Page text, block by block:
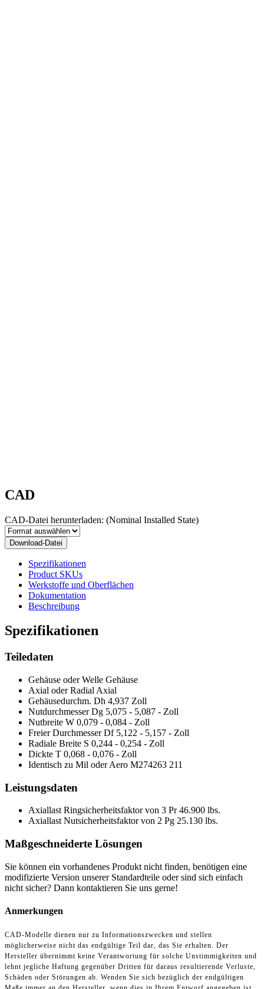
CAD
CAD-Datei herunterladen: (Nominal Installed State)
Download-Datei
Spezifikationen
Product SKUs
Werkstoffe und Oberflächen
Dokumentation
Beschreibung
Spezifikationen
Teiledaten
Gehäuse oder Welle Gehäuse
Axial oder Radial Axial
Gehäusedurchm. Dh 4,937 Zoll
Nutdurchmesser Dg 5,075 - 5,087 - Zoll
Nutbreite W 0,079 - 0,084 - Zoll
Freier Durchmesser Df 5,122 - 5,157 - Zoll
Radiale Breite S 0,244 - 0,254 - Zoll
Dickte T 0,068 - 0,076 - Zoll
Identisch zu Mil oder Aero M274263 211
Leistungsdaten
Axiallast Ringsicherheitsfaktor von 3 Pr 46.900 lbs.
Axiallast Nutsicherheitsfaktor von 2 Pg 25.130 lbs.
Maßgeschneiderte Lösungen
Sie können ein vorhandenes Produkt nicht finden, benötigen eine
modifizierte Version unserer Standardteile oder sind sich einfach
nicht sicher? Dann kontaktieren Sie uns gerne!
Anmerkungen
CAD-Modelle dienen nur zu Informationszwecken und stellen
möglicherweise nicht das endgültige Teil dar, das Sie erhalten. Der
Hersteller übernimmt keine Verantwortung für solche Unstimmigkeiten und
lehnt jegliche Haftung gegenüber Dritten für daraus resultierende Verluste,
Schäden oder Störungen ab. Wenden Sie sich bezüglich der endgültigen